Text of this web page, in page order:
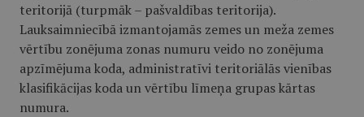
teritorijā (turpmāk – pašvaldības teritorija).
Lauksaimniecībā izmantojamās zemes un meža zemes
vērtību zonējuma zonas numuru veido no zonējuma
apzīmējuma koda, administratīvi teritoriālās vienības
klasifikācijas koda un vērtību līmeņa grupas kārtas
numura.